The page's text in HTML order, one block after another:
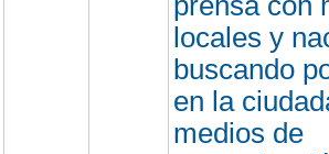
locales y
buscando
en la
medios de